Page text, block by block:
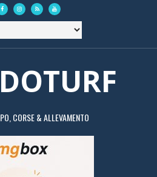
CORSE & ALLEVAMENTO